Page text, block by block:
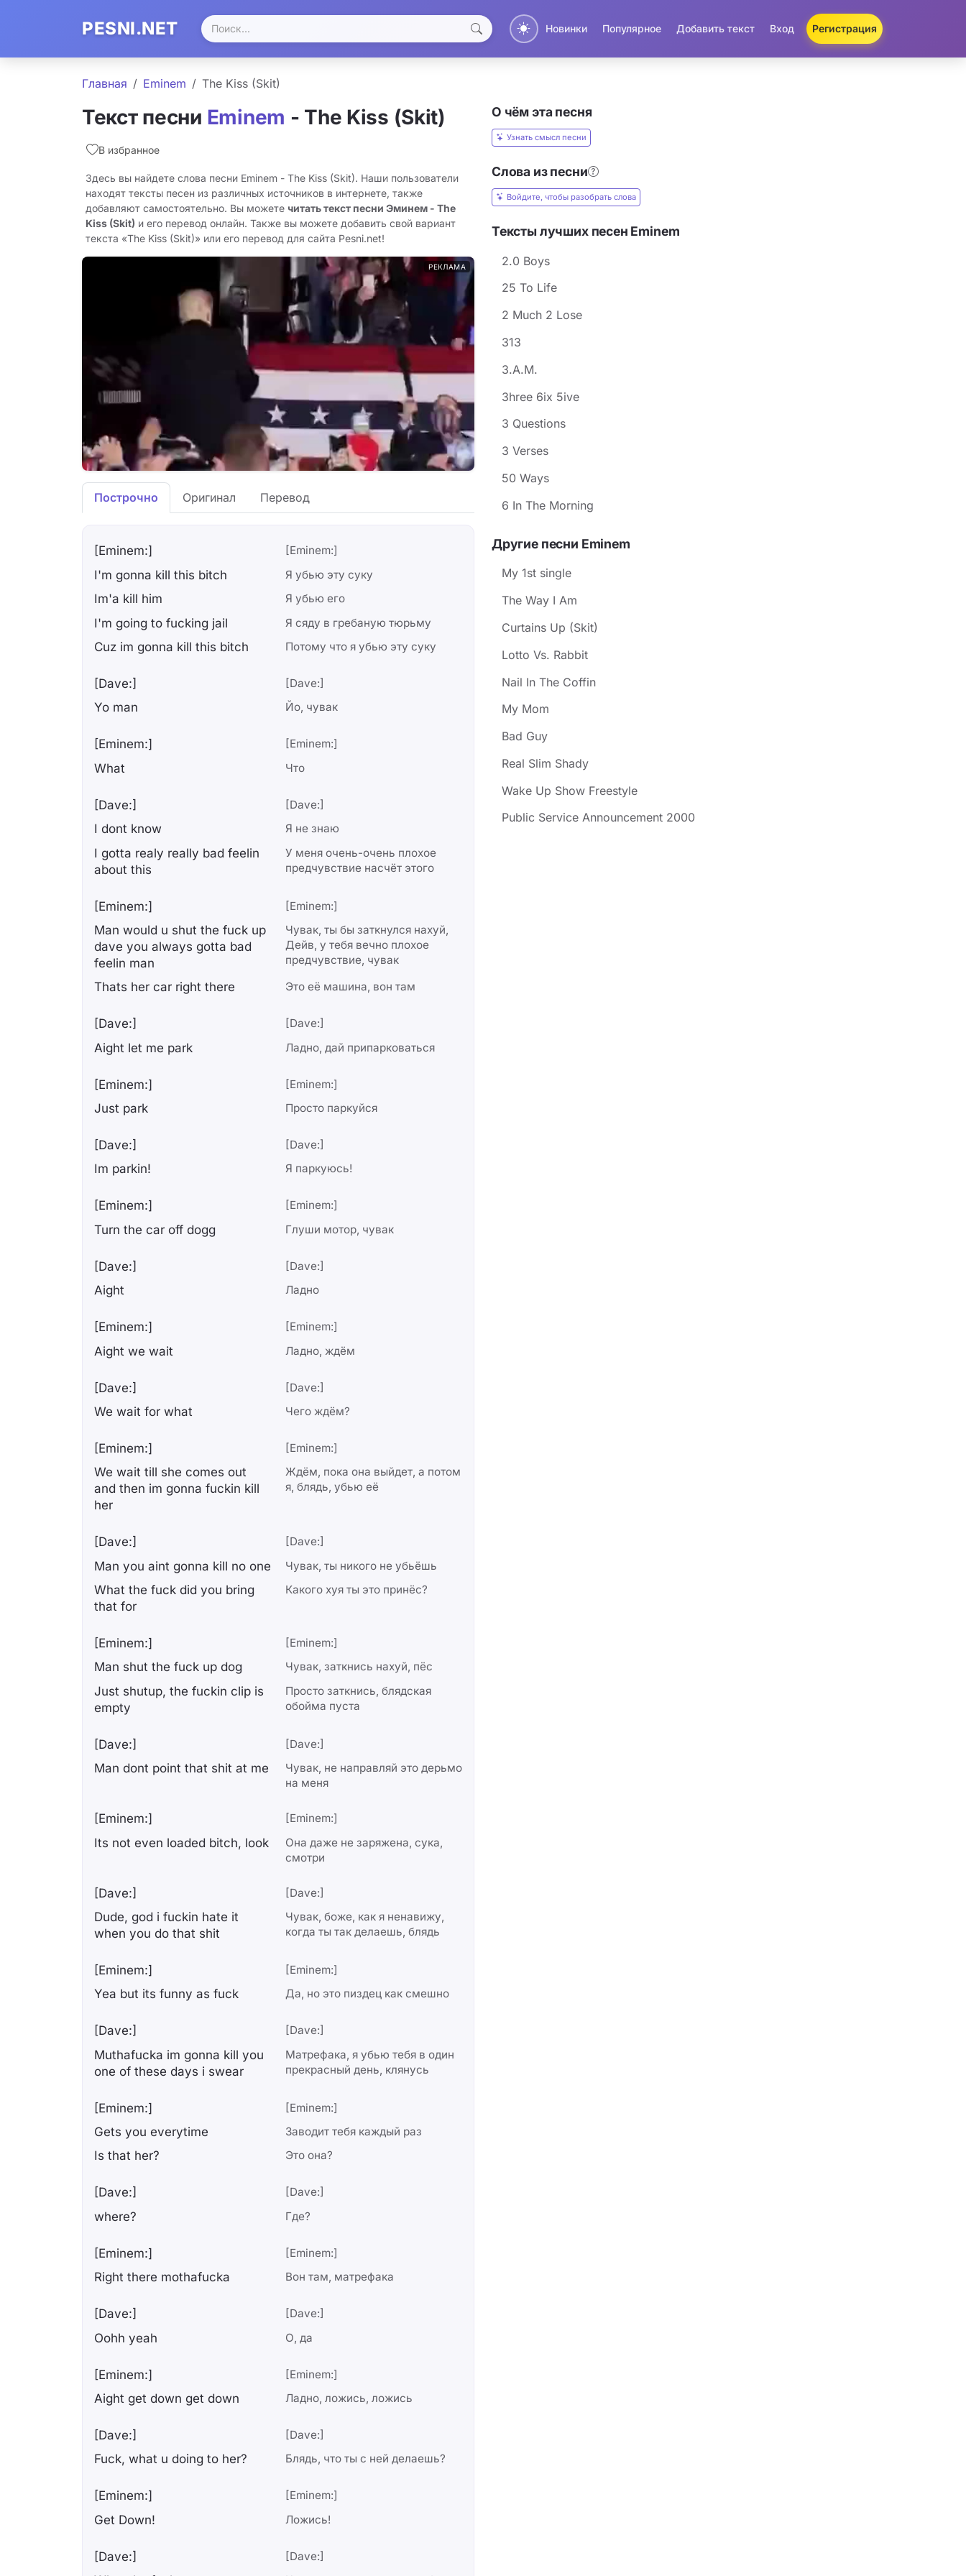
PESNI.NET Новинки Популярное Добавить текст Вход Регистрация
Главная Eminem The Kiss (Skit)
Текст песни Eminem - The Kiss (Skit)
В избранное
Здесь вы найдете слова песни Eminem - The Kiss (Skit). Наши пользователи
находят тексты песен из различных источников в интернете, также
добавляют самостоятельно. Вы можете читать текст песни Эминем - The
Kiss (Skit) и его перевод онлайн. Также вы можете добавить свой вариант
текста «The Kiss (Skit)» или его перевод для сайта Pesni.net!
РЕКЛАМА
Построчно Оригинал Перевод
[Eminem:] [Eminem:]
I'm gonna kill this bitch Я убью эту суку
Im'a kill him Я убью его
I'm going to fucking jail Я сяду в гребаную тюрьму
Cuz im gonna kill this bitch Потому что я убью эту суку
[Dave:] [Dave:]
Yo man Йо, чувак
[Eminem:] [Eminem:]
What Что
[Dave:] [Dave:]
I dont know Я не знаю
I gotta realy really bad feelin
about this
У меня очень-очень плохое
предчувствие насчёт этого
[Eminem:] [Eminem:]
Man would u shut the fuck up
dave you always gotta bad
feelin man
Чувак, ты бы заткнулся нахуй,
Дейв, у тебя вечно плохое
предчувствие, чувак
Thats her car right there Это её машина, вон там
[Dave:] [Dave:]
Aight let me park Ладно, дай припарковаться
[Eminem:] [Eminem:]
Just park Просто паркуйся
[Dave:] [Dave:]
Im parkin! Я паркуюсь!
[Eminem:] [Eminem:]
Turn the car off dogg Глуши мотор, чувак
[Dave:] [Dave:]
Aight Ладно
[Eminem:] [Eminem:]
Aight we wait Ладно, ждём
[Dave:] [Dave:]
We wait for what Чего ждём?
[Eminem:] [Eminem:]
We wait till she comes out
and then im gonna fuckin kill
her
Ждём, пока она выйдет, а потом
я, блядь, убью её
[Dave:] [Dave:]
Man you aint gonna kill no one Чувак, ты никого не убьёшь
What the fuck did you bring
that for
Какого хуя ты это принёс?
[Eminem:] [Eminem:]
Man shut the fuck up dog Чувак, заткнись нахуй, пёс
Just shutup, the fuckin clip is
empty
Просто заткнись, блядская
обойма пуста
[Dave:] [Dave:]
Man dont point that shit at me
Чувак, не направляй это дерьмо
на меня
[Eminem:] [Eminem:]
Its not even loaded bitch, look
Она даже не заряжена, сука,
смотри
[Dave:] [Dave:]
Dude, god i fuckin hate it
when you do that shit
Чувак, боже, как я ненавижу,
когда ты так делаешь, блядь
[Eminem:] [Eminem:]
Yea but its funny as fuck Да, но это пиздец как смешно
[Dave:] [Dave:]
Muthafucka im gonna kill you
one of these days i swear
Матрефака, я убью тебя в один
прекрасный день, клянусь
[Eminem:] [Eminem:]
Gets you everytime Заводит тебя каждый раз
Is that her? Это она?
[Dave:] [Dave:]
where? Где?
[Eminem:] [Eminem:]
Right there mothafucka Вон там, матрефака
[Dave:] [Dave:]
Oohh yeah О, да
[Eminem:] [Eminem:]
Aight get down get down Ладно, ложись, ложись
[Dave:] [Dave:]
Fuck, what u doing to her? Блядь, что ты с ней делаешь?
[Eminem:] [Eminem:]
Get Down! Ложись!
[Dave:] [Dave:]
О чём эта песня
Узнать смысл песни
Слова из песни
Войдите, чтобы разобрать слова
Тексты лучших песен Eminem
2.0 Boys
25 To Life
2 Much 2 Lose
313
3.A.M.
3hree 6ix 5ive
3 Questions
3 Verses
50 Ways
6 In The Morning
Другие песни Eminem
My 1st single
The Way I Am
Curtains Up (Skit)
Lotto Vs. Rabbit
Nail In The Coffin
My Mom
Bad Guy
Real Slim Shady
Wake Up Show Freestyle
Public Service Announcement 2000